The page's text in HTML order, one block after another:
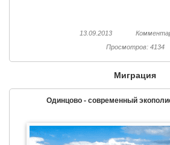
13.09.2013
Просмотров: 4134
Миграция
Одинцово - современный